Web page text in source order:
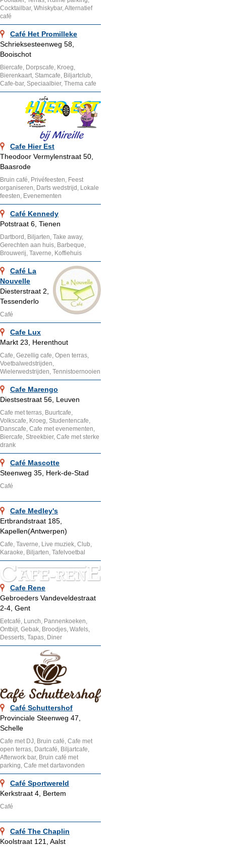
Cocktailbar, Whiskybar, Alternatief
café
Café Het Promilleke
Schrieksesteenweg 58,
Booischot
Biercafe, Dorpscafe, Kroeg,
Bierenkaart, Stamcafe, Biljartclub,
Cafe-bar, Speciaalbier, Thema cafe
Cafe Hier Est
Theodoor Vermylenstraat 50,
Baasrode
Bruin café, Privéfeesten, Feest
organiseren, Darts wedstrijd, Lokale
feesten, Evenementen
Café Kennedy
Potstraat 6, Tienen
Dartbord, Biljarten, Take away,
Gerechten aan huis, Barbeque,
Brouwerij, Taverne, Koffiehuis
Café La
Nouvelle
Diesterstraat 2,
Tessenderlo
Café
Cafe Lux
Markt 23, Herenthout
Cafe, Gezellig cafe, Open terras,
Voetbalwedstrijden,
Wielerwedstrijden, Tennistoernooien
Cafe Marengo
Diestsestraat 56, Leuven
Cafe met terras, Buurtcafe,
Volkscafe, Kroeg, Studentencafe,
Danscafe, Cafe met evenementen,
Biercafe, Streekbier, Cafe met sterke
drank
Café Mascotte
Steenweg 35, Herk-de-Stad
Café
Cafe Medley's
Ertbrandstraat 185,
Kapellen(Antwerpen)
Cafe, Taverne, Live muziek, Club,
Karaoke, Biljarten, Tafelvoetbal
Cafe Rene
Gebroeders Vandeveldestraat
2-4, Gent
Eetcafé, Lunch, Pannenkoeken,
Ontbijt, Gebak, Broodjes, Wafels,
Desserts, Tapas, Diner
Café Schuttershof
Provinciale Steenweg 47,
Schelle
Cafe met DJ, Bruin café, Cafe met
open terras, Dartcafé, Biljartcafe,
Afterwork bar, Bruin café met
parking, Cafe met dartavonden
Café Sportwereld
Kerkstraat 4, Bertem
Café
Café The Chaplin
Koolstraat 121, Aalst